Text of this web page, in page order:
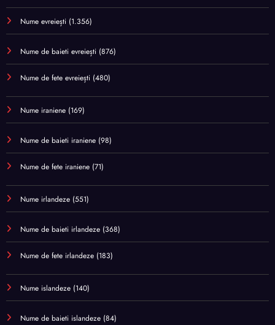
Nume evreiești (1.356)
Nume de baieti evreiești (876)
Nume de fete evreiești (480)
Nume iraniene (169)
Nume de baieti iraniene (98)
Nume de fete iraniene (71)
Nume irlandeze (551)
Nume de baieti irlandeze (368)
Nume de fete irlandeze (183)
Nume islandeze (140)
Nume de baieti islandeze (84)